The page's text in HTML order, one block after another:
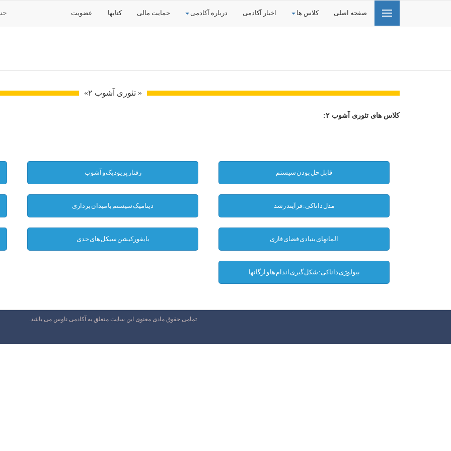
صفحه اصلی کلاس ها اخبار آکادمی درباره آکادمی حمایت مالی کتابها عضویت
« تئوری آشوب ۲»
کلاس های تئوری آشوب ۲:
قابل حل بودن سیستم رفتار پریودیک و آشوب
مدل داناکی: فرآیند رشد دینامیک سیستم با میدان برداری
المانهای بنیادی فضای فازی بایفورکیشن سیکل های حدی
بیولوژی داناکی: شکل گیری اندام ها و ارگانها
تمامی حقوق مادی معنوی این سایت متعلق به آکادمی ناوس می باشد.